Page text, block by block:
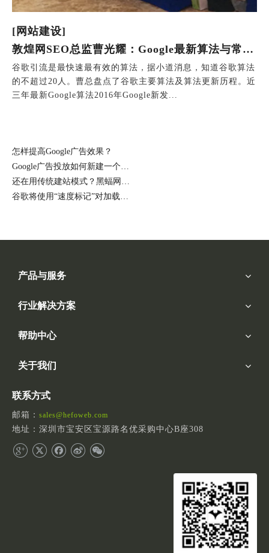
[网站建设]
敦煌网SEO总监曹光耀：Google最新算法与常见实操问题
谷歌引流是最快速最有效的算法，据小道消息，知道谷歌算法
的不超过20人。曹总盘点了谷歌主要算法及算法更新历程。近
三年最新Google算法2016年Google新发...
怎样提高Google广告效果？
产品与服务
行业解决方案
帮助中心
关于我们
联系方式
邮箱： sales@hefoweb.com
地址：深圳市宝安区宝源路名优采购中心B座308